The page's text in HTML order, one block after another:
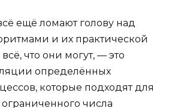
ещё ломают голову над
и их практической
что они могут, — это
определённых
которые подходят для
числа